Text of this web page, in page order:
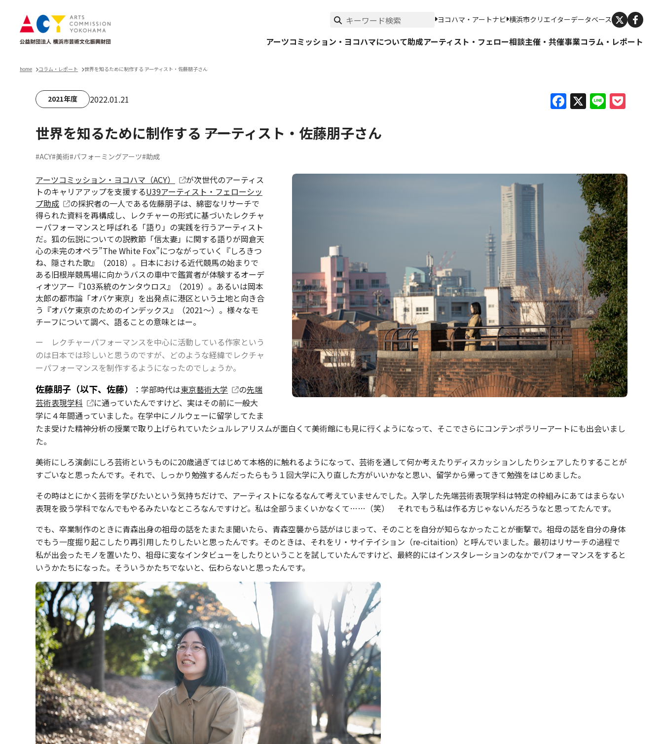
ヨコハマ・アートナビ 横浜市クリエイターデータベース
アーツコミッション・ヨコハマについて助成アーティスト・フェロー相談主催・共催事業コラム・レポート
home コラム・レポート 世界を知るために制作する ――アーティスト・佐藤朋子さん
2021年度 2022.01.21 Facebook
X Line
世界を知るために制作する ――アーティスト・佐藤朋子さん
#ACY#美術#パフォーミングアーツ#助成
アーツコミッション・ヨコハマ（ACY）
が次世代のアーティス
トのキャリアアップを支援するU39アーティスト・フェローシッ
プ助成
の採択者の一人である佐藤朋子は、綿密なリサーチで
得られた資料を再構成し、レクチャーの形式に基づいたレクチャ
ーパフォーマンスと呼ばれる「語り」の実践を行うアーティスト
だ。狐の伝説についての説教節「信太妻」に関する語りが岡倉天
心の未完のオペラ”The White Fox”につながっていく『しろきつ
ね、隠された歌』（2018）。日本における近代競馬の始まりで
ある旧根岸競馬場に向かうバスの車中で鑑賞者が体験するオーデ
ィオツアー『103系統のケンタウロス』（2019）。あるいは岡本
太郎の都市論「オバケ東京」を出発点に港区という土地と向き合
う『オバケ東京のためのインデックス』（2021〜）。様々なモ
チーフについて調べ、語ることの意味とはー。
ー レクチャーパフォーマンスを中心に活動している作家という
のは日本では珍しいと思うのですが、どのような経緯でレクチャ
ーパフォーマンスを制作するようになったのでしょうか。
佐藤朋子（以下、佐藤） ： 学部時代は東京藝術大学 の先端
芸術表現学科
に通っていたんですけど、実はその前に一般大
学に４年間通っていました。在学中にノルウェーに留学してたま
たま受けた精神分析の授業で取り上げられていたシュルレアリスムが面白くて美術館にも見に行くようになって、そこでさらにコンテンポラリーアートにも出会いまし
た。
美術にしろ演劇にしろ芸術というものに20歳過ぎてはじめて本格的に触れるようになって、芸術を通して何か考えたりディスカッションしたりシェアしたりすることが
すごいなと思ったんです。それで、しっかり勉強するんだったらもう１回大学に入り直した方がいいかなと思い、留学から帰ってきて勉強をはじめました。
その時はとにかく芸術を学びたいという気持ちだけで、アーティストになるなんて考えていませんでした。入学した先端芸術表現学科は特定の枠組みにあてはまらない
表現を扱う学科でなんでもやるみたいなところなんですけど。私は全部うまくいかなくて……（笑） それでもう私は作る方じゃないんだろうなと思ってたんです。
でも、卒業制作のときに青森出身の祖母の話をたまたま聞いたら、青森空襲から話がはじまって、そのことを自分が知らなかったことが衝撃で。祖母の話を自分の身体
でもう一度掘り起こしたり再引用したりしたいと思ったんです。そのときは、それをリ・サイテイション（re-citaition）と呼んでいました。最初はリサーチの過程で
私が出会ったモノを置いたり、祖母に変なインタビューをしたりということを試していたんですけど、最終的にはインスタレーションのなかでパフォーマンスをすると
いうかたちになった。そういうかたちでないと、伝わらないと思ったんです。